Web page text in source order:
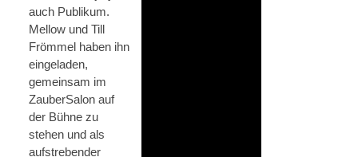
auch Publikum.
Mellow und Till
Frömmel haben ihn
eingeladen,
gemeinsam im
ZauberSalon auf
der Bühne zu
stehen und als
aufstrebender